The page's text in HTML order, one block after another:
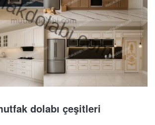
dolabı çeşitleri